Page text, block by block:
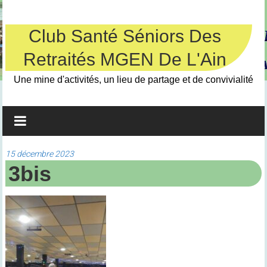
Skip
to
contentClub Santé Séniors Des
Retraités MGEN De L'Ain
Une mine d'activités, un lieu de partage et de convivialité
15 décembre 2023
3bis